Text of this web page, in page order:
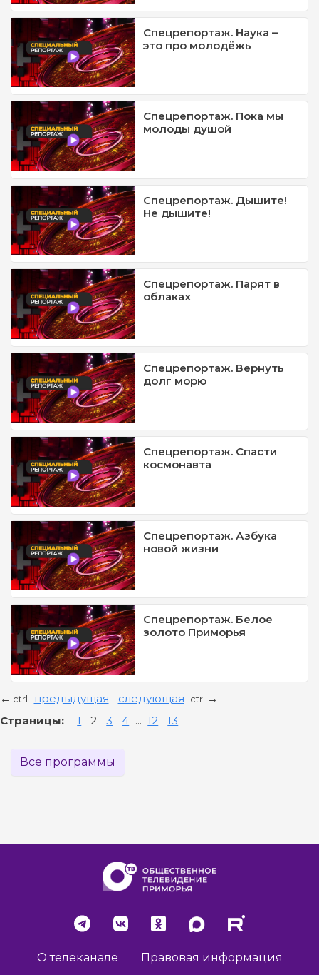
Спецрепортаж. Наука –
это про молодёжь
Спецрепортаж. Пока мы
молоды душой
Спецрепортаж. Дышите!
Не дышите!
Спецрепортаж. Парят в
облаках
Спецрепортаж. Вернуть
долг морю
Спецрепортаж. Спасти
космонавта
Спецрепортаж. Азбука
новой жизни
Спецрепортаж. Белое
золото Приморья
← ctrl предыдущая следующая ctrl →
Страницы: 1 2 3 4 ... 12 13
Все программы
О телеканале Правовая информация